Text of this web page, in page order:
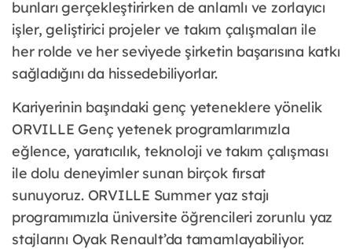
bunları gerçekleştirirken de anlamlı ve zorlayıcı
işler, geliştirici projeler ve takım çalışmaları ile
her rolde ve her seviyede şirketin başarısına katkı
sağladığını da hissedebiliyorlar.
Kariyerinin başındaki genç yeteneklere yönelik
ORVILLE Genç yetenek programlarımızla
eğlence, yaratıcılık, teknoloji ve takım çalışması
ile dolu deneyimler sunan birçok fırsat
sunuyoruz. ORVILLE Summer yaz stajı
programımızla üniversite öğrencileri zorunlu yaz
stajlarını Oyak Renault’da tamamlayabiliyor.